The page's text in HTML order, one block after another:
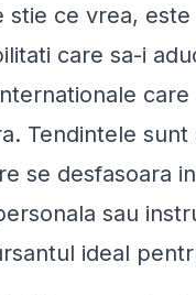
stie ce vrea,
care sa-i
Tendintele
se desfasoara
sau
ideal